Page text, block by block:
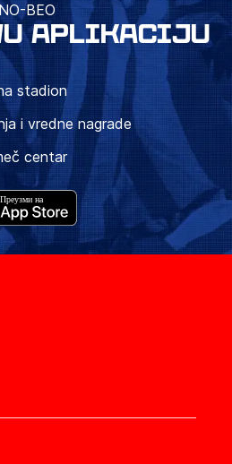
BEO
APLIKACIJU
stadion
i vredne nagrade
centar